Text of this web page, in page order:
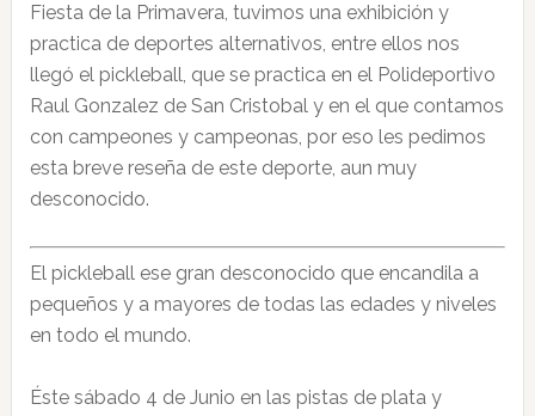
Fiesta de la Primavera, tuvimos una exhibición y
practica de deportes alternativos, entre ellos nos
llegó el pickleball, que se practica en el Polideportivo
Raul Gonzalez de San Cristobal y en el que contamos
con campeones y campeonas, por eso les pedimos
esta breve reseña de este deporte, aun muy
desconocido.
El pickleball ese gran desconocido que encandila a
pequeños y a mayores de todas las edades y niveles
en todo el mundo.
Éste sábado 4 de Junio en las pistas de plata y